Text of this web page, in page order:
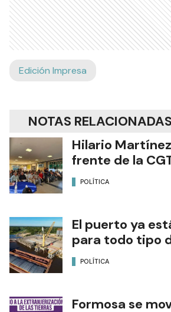
Edición Impresa
NOTAS RELACIONADAS
Hilario
frente de la
POLÍTICA
El puerto ya
para todo tipo
POLÍTICA
Formosa se